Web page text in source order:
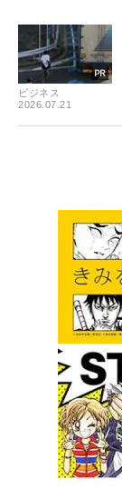
ビジネス
2026.07.21